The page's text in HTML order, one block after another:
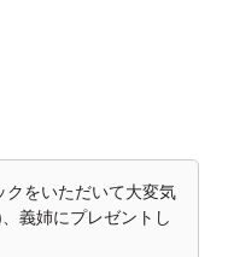
クをいただいて大変気
義姉にプレゼントし